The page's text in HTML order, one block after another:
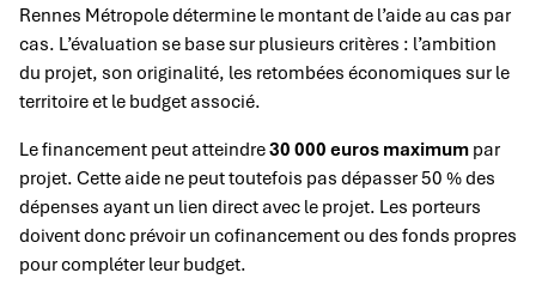
Rennes Métropole détermine le montant de l’aide au cas par
cas. L’évaluation se base sur plusieurs critères : l’ambition
du projet, son originalité, les retombées économiques sur le
territoire et le budget associé.
Le financement peut atteindre30 000 euros maximum par
projet. Cette aide ne peut toutefois pas dépasser 50 % des
dépenses ayant un lien direct avec le projet. Les porteurs
doivent donc prévoir un cofinancement ou des fonds propres
pour compléter leur budget.